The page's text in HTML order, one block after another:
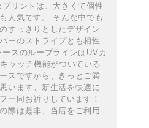
リントは、大きくて個性
人気です。 そんな中でも
すっきりとしたデザイン
ーのストライプとも相性
スのループラインはUVカ
ャッチ機能がついている
スですから、きっとご満
います。新生活を快適に
一同お祈りしています！
際は是非、当店をご利用